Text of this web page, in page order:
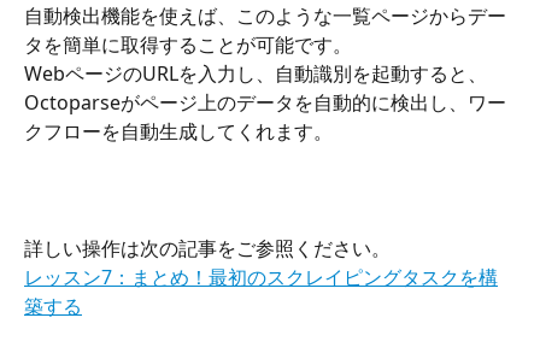
自動検出機能を使えば、このような一覧ページからデー
タを簡単に取得することが可能です。
WebページのURLを入力し、自動識別を起動すると、
Octoparseがページ上のデータを自動的に検出し、ワー
クフローを自動生成してくれます。
詳しい操作は次の記事をご参照ください。
レッスン7：まとめ！最初のスクレイピングタスクを構
築する